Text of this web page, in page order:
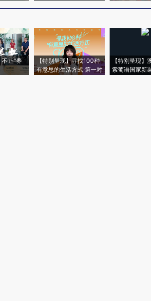
止“养
【特别呈现】寻找100种
有意思的生活方式·第一对
【特别呈现】
索葡语国家新